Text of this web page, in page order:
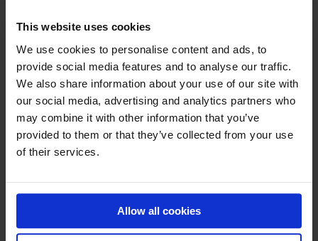
This website uses cookies
We use cookies to personalise content and ads, to
provide social media features and to analyse our traffic.
We also share information about your use of our site with
our social media, advertising and analytics partners who
may combine it with other information that you’ve
provided to them or that they’ve collected from your use
of their services.
Allow all cookies
HÄMTA UPPDATERINGAR I E-
POSTMEDDELANDET
VÆLG NYHEDSBREV
AirTrack Factory Home Sports